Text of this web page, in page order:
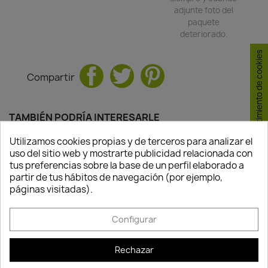
adjunte foto del
paquete
deteriorado.
Compartir
TAMBIÉN PODRÍA INTERESARLE
favorite_border favorite_border
Utilizamos cookies propias y de terceros para analizar el
uso del sitio web y mostrarte publicidad relacionada con
tus preferencias sobre la base de un perfil elaborado a
partir de tus hábitos de navegación (por ejemplo,
páginas visitadas).
Configurar
Rechazar
Consentimiento de cookies